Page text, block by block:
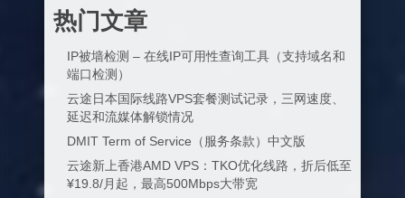
热门文章
IP被墙检测 – 在线IP可用性查询工具（支持域名和
端口检测）
云途日本国际线路VPS套餐测试记录，三网速度、
延迟和流媒体解锁情况
DMIT Term of Service（服务条款）中文版
云途新上香港AMD VPS：TKO优化线路，折后低至
¥19.8/月起，最高500Mbps大带宽